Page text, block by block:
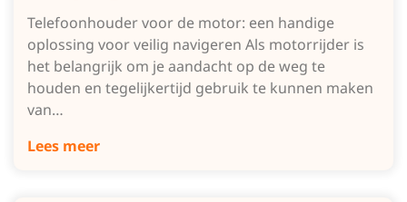
Telefoonhouder voor de motor: een handige
oplossing voor veilig navigeren Als motorrijder is
het belangrijk om je aandacht op de weg te
houden en tegelijkertijd gebruik te kunnen maken
van…
Lees meer